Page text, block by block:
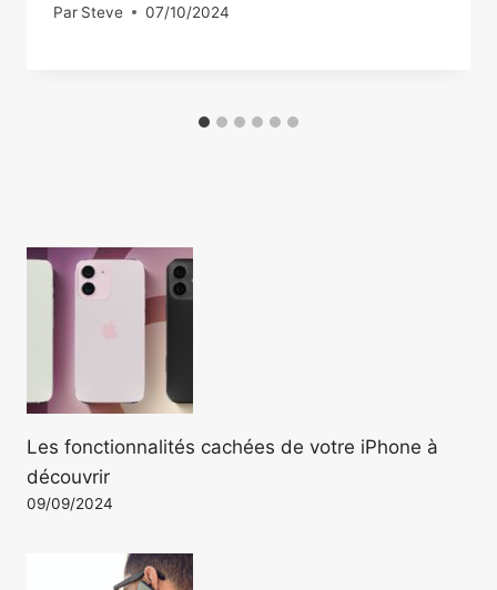
Par Steve 07/10/2024
Les fonctionnalités cachées de votre iPhone à
découvrir
09/09/2024